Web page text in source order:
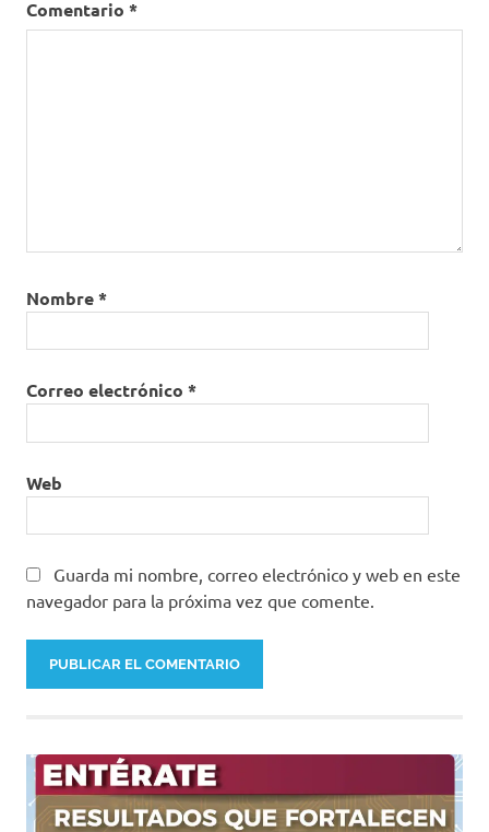
Comentario *
Nombre*
Correo electrónico *
Web
Guarda mi nombre, correo electrónico y web en este
navegador para la próxima vez que comente.